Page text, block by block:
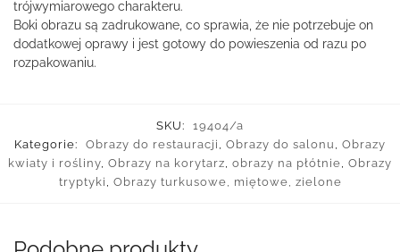
trójwymiarowego charakteru.
Boki obrazu są zadrukowane, co sprawia, że nie potrzebuje on
dodatkowej oprawy i jest gotowy do powieszenia od razu po
rozpakowaniu.
SKU:
19404/a
Kategorie:
Obrazy do restauracji , Obrazy do salonu , Obrazy
kwiaty i rośliny, Obrazy na korytarz, obrazy na płótnie, Obrazy
tryptyki , Obrazy turkusowe, miętowe, zielone